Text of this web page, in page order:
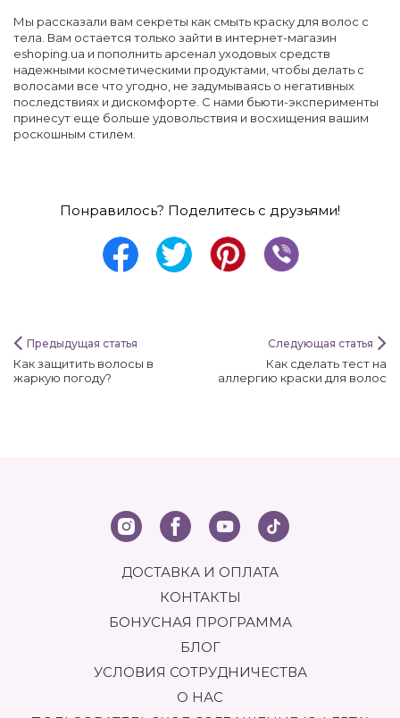
Мы рассказали вам секреты как смыть краску для волос с
тела. Вам остается только зайти в интернет-магазин
eshoping.ua и пополнить арсенал уходовых средств
надежными косметическими продуктами, чтобы делать с
волосами все что угодно, не задумываясь о негативных
последствиях и дискомфорте. С нами бьюти-эксперименты
принесут еще больше удовольствия и восхищения вашим
роскошным стилем.
Понравилось? Поделитесь с друзьями!
Предыдущая статья
Как защитить волосы в
жаркую погоду?
Следующая статья
Как сделать тест на
аллергию краски для волос
ДОСТАВКА И ОПЛАТА
КОНТАКТЫ
БОНУСНАЯ ПРОГРАММА
БЛОГ
УСЛОВИЯ СОТРУДНИЧЕСТВА
О НАС